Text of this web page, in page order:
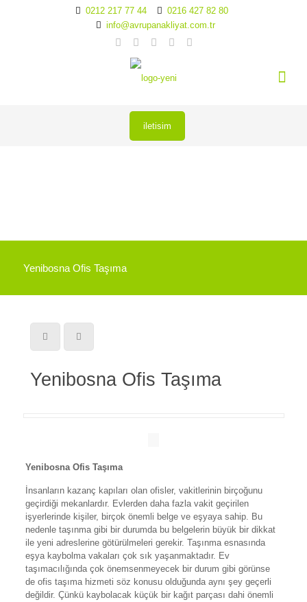
0212 217 77 44
0216 427 82 80
info@avrupanakliyat.com.tr
iletisim
Yenibosna Ofis Taşıma
Yenibosna Ofis Taşıma
Yenibosna Ofis Taşıma
İnsanların kazanç kapıları olan ofisler, vakitlerinin birçoğunu
geçirdiği mekanlardır. Evlerden daha fazla vakit geçirilen
işyerlerinde kişiler, birçok önemli belge ve eşyaya sahip. Bu
nedenle taşınma gibi bir durumda bu belgelerin büyük bir dikkat
ile yeni adreslerine götürülmeleri gerekir. Taşınma esnasında
eşya kaybolma vakaları çok sık yaşanmaktadır. Ev
taşımacılığında çok önemsenmeyecek bir durum gibi görünse
de ofis taşıma hizmeti söz konusu olduğunda aynı şey geçerli
değildir. Çünkü kaybolacak küçük bir kağıt parçası dahi önemli